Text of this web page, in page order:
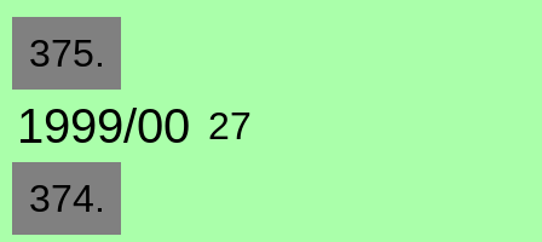
375.
1999/00 27
374.